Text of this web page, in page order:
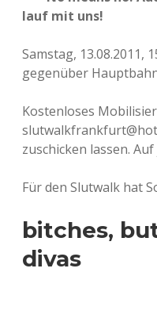
lauf mit uns!
Samstag, 13.08.2011,
gegenüber
Kostenloses
zuschicken lassen.
Für den Slutwalk hat
bitches,
divas